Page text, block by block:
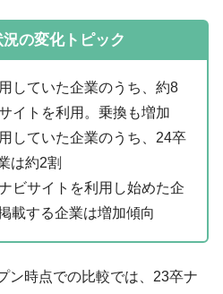
の変化トピック
していた企業のうち、約8
イトを利用。乗換も増加
していた企業のうち、24卒
は約2割
ビサイトを利用し始めた企
載する企業は増加傾向
ン時点での比較では、23卒ナ